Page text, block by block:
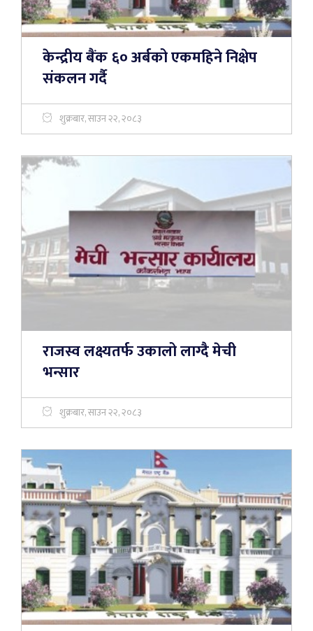
केन्द्रीय बैंक ६० अर्बको एकमहिने निक्षेप
संकलन गर्दै
शुक्रबार, साउन २२, २०८३
राजस्व लक्ष्यतर्फ उकालो लाग्दै मेची
भन्सार
शुक्रबार, साउन २२, २०८३